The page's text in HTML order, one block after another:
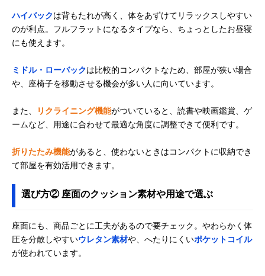
Amazonで見る
セルタン
(Cellutane) 食パン
おいしそうでかわ
いいデザインが魅
幅45×奥行54～
87×高さ11～
ハイバックは背もたれが高く、体をあずけてリラックスしやすい
のが利点。フルフラットになるタイプなら、ちょっとしたお昼寝
にも使えます。
ミドル・ローバックは比較的コンパクトなため、部屋が狭い場合
や、座椅子を移動させる機会が多い人に向いています。
また、 リクライニング機能がついていると、読書や映画鑑賞、ゲ
ームなど、用途に合わせて最適な角度に調整できて便利です。
折りたたみ機能があると、使わないときはコンパクトに収納でき
て部屋を有効活用できます。
選び方② 座面のクッション素材や用途で選ぶ
座面にも、商品ごとに工夫があるので要チェック。やわらかく体
圧を分散しやすいウレタン素材や、へたりにくいポケットコイル
が使われています。